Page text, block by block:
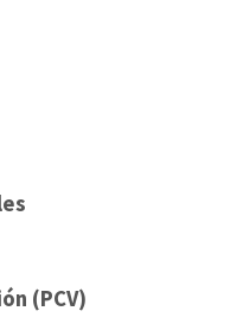
(PCV)